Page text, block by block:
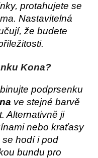
protahujete se
Nastavitelná
že budete
Kona?
podprsenku
ve stejné barvě
Alternativně ji
nebo kraťasy
hodí i pod
bundu pro